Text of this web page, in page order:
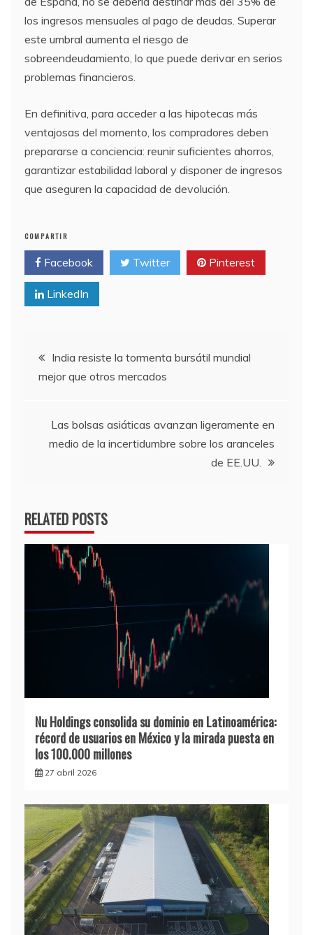
los ingresos mensuales al pago de deudas. Superar
este umbral aumenta el riesgo de
sobreendeudamiento, lo que puede derivar en serios
problemas financieros.
En definitiva, para acceder a las hipotecas más
ventajosas del momento, los compradores deben
prepararse a conciencia: reunir suficientes ahorros,
garantizar estabilidad laboral y disponer de ingresos
que aseguren la capacidad de devolución.
COMPARTIR
Facebook Twitter Pinterest
LinkedIn
Navegación
de
entradas
India resiste la tormenta bursátil mundial
mejor que otros mercados
Las bolsas asiáticas avanzan ligeramente en
medio de la incertidumbre sobre los aranceles
de EE.UU.
RELATED POSTS
Nu Holdings consolida su dominio en Latinoamérica:
récord de usuarios en México y la mirada puesta en
los 100.000 millones
27 abril 2026